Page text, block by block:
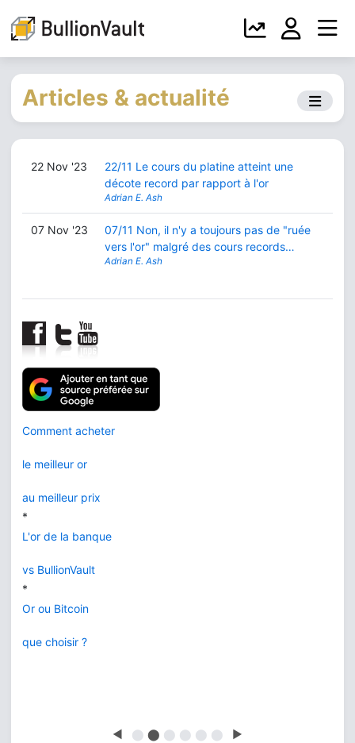
Articles & actualité
22 Nov '23
22/11 Le cours du platine atteint une
décote record par rapport à l'or
Adrian E. Ash
07 Nov '23
07/11 Non, il n'y a toujours pas de "ruée
vers l'or" malgré des cours records…
Adrian E. Ash
Comment acheter
le meilleur or
au meilleur prix
*
L'or de la banque
vs BullionVault
*
Or ou Bitcoin
que choisir ?
◀ ⬤ ⬤ ⬤ ⬤ ⬤ ⬤ ▶